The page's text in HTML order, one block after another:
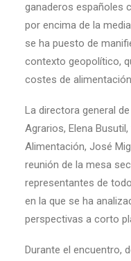
ganaderos españoles
por encima de la
se ha puesto de
contexto geopolítico,
costes de
La directora general
Agrarios, Elena
Alimentación, José
reunión de la mesa
representantes de
en la que se ha
perspectivas a corto
Durante el encuentro,